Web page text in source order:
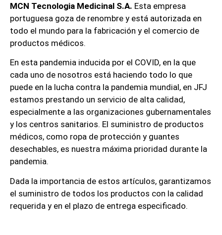
MCN Tecnologia Medicinal S.A. Esta empresa
portuguesa goza de renombre y está autorizada en
todo el mundo para la fabricación y el comercio de
productos médicos.
En esta pandemia inducida por el COVID, en la que
cada uno de nosotros está haciendo todo lo que
puede en la lucha contra la pandemia mundial, en JFJ
estamos prestando un servicio de alta calidad,
especialmente a las organizaciones gubernamentales
y los centros sanitarios. El suministro de productos
médicos, como ropa de protección y guantes
desechables, es nuestra máxima prioridad durante la
pandemia.
Dada la importancia de estos artículos, garantizamos
el suministro de todos los productos con la calidad
requerida y en el plazo de entrega especificado.